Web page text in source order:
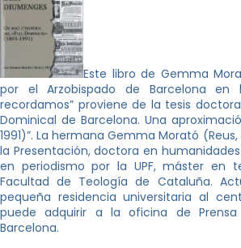
Este libro de Gemma
por el Arzobispado de Barcelona en
recordamos” proviene de la tesis
Dominical de Barcelona. Una
1991)”. La hermana Gemma Morató
la Presentación, doctora en
en periodismo por la UPF, máster en
Facultad de Teología de Cataluña.
pequeña residencia universitaria al
puede adquirir a la oficina de Prensa
Barcelona.